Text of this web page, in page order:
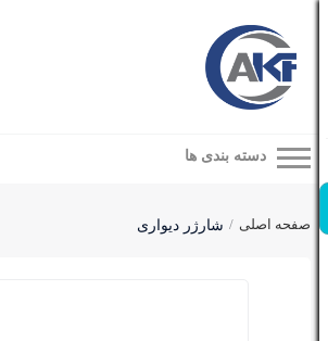
دسته بندی ها
صفحه اصلی شارژر دیواری